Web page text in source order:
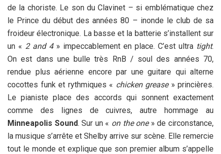
de la choriste. Le son du Clavinet – si emblématique chez
le Prince du début des années 80 – inonde le club de sa
froideur électronique. La basse et la batterie s’installent sur
un « 2 and 4» impeccablement en place. C’est ultra tight.
On est dans une bulle très RnB / soul des années 70,
rendue plus aérienne encore par une guitare qui alterne
cocottes funk et rythmiques « chicken grease» princières.
Le pianiste place des accords qui sonnent exactement
comme des lignes de cuivres, autre hommage au
Minneapolis Sound. Sur un « on the one» de circonstance,
la musique s’arrête et Shelby arrive sur scène. Elle remercie
tout le monde et explique que son premier album s’appelle